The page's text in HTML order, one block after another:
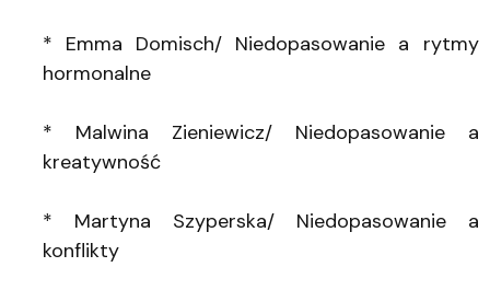
* Emma Domisch/ Niedopasowanie a rytmy
hormonalne
* Malwina Zieniewicz/ Niedopasowanie a
kreatywność
* Martyna Szyperska/ Niedopasowanie a
konflikty